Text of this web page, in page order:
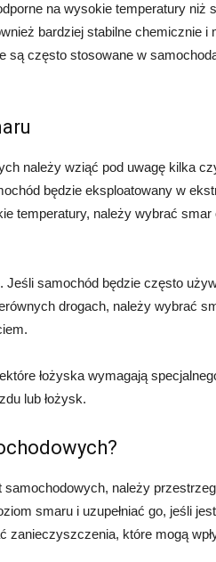
na wysokie temperatury niż
bardziej stabilne chemicznie i
są często stosowane w
należy wziąć pod uwagę kilka
będzie eksploatowany w
temperatury, należy wybrać smar
samochód będzie często
drogach, należy wybrać
łożyska wymagają
lub łożysk.
samochodowych, należy
smaru i uzupełniać go, jeśli
zanieczyszczenia, które mogą